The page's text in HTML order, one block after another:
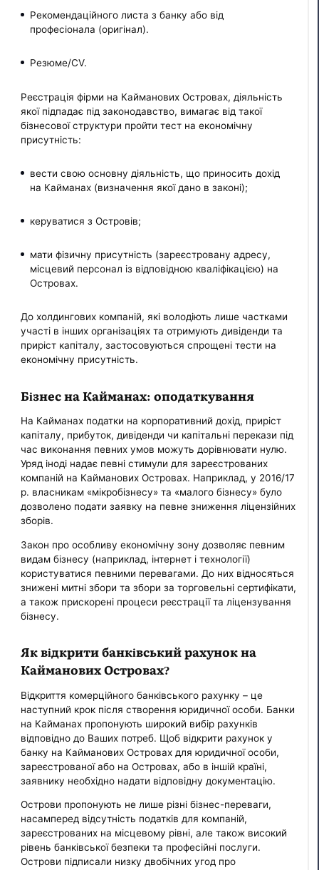
Рекомендаційного листа з банку або від
професіонала (оригінал).
Резюме/CV.
Реєстрація фірми на Кайманових Островах, діяльність
якої підпадає під законодавство, вимагає від такої
бізнесової структури пройти тест на економічну
присутність:
вести свою основну діяльність, що приносить дохід
на Кайманах (визначення якої дано в законі);
керуватися з Островів;
мати фізичну присутність (зареєстровану адресу,
місцевий персонал із відповідною кваліфікацією) на
Островах.
До холдингових компаній, які володіють лише частками
участі в інших організаціях та отримують дивіденди та
приріст капіталу, застосовуються спрощені тести на
економічну присутність.
Бізнес на Кайманах: оподаткування
На Кайманах податки на корпоративний дохід, приріст
капіталу, прибуток, дивіденди чи капітальні перекази під
час виконання певних умов можуть дорівнювати нулю.
Уряд іноді надає певні стимули для зареєстрованих
компаній на Кайманових Островах. Наприклад, у 2016/17
р. власникам «мікробізнесу» та «малого бізнесу» було
дозволено подати заявку на певне зниження ліцензійних
зборів.
Закон про особливу економічну зону дозволяє певним
видам бізнесу (наприклад, інтернет і технології)
користуватися певними перевагами. До них відносяться
знижені митні збори та збори за торговельні сертифікати,
а також прискорені процеси реєстрації та ліцензування
бізнесу.
Як відкрити банківський рахунок на
Кайманових Островах?
Відкриття комерційного банківського рахунку – це
наступний крок після створення юридичної особи. Банки
на Кайманах пропонують широкий вибір рахунків
відповідно до Ваших потреб. Щоб відкрити рахунок у
банку на Кайманових Островах для юридичної особи,
зареєстрованої або на Островах, або в іншій країні,
заявнику необхідно надати відповідну документацію.
Острови пропонують не лише різні бізнес-переваги,
насамперед відсутність податків для компаній,
зареєстрованих на місцевому рівні, але також високий
рівень банківської безпеки та професійні послуги.
Острови підписали низку двобічних угод про